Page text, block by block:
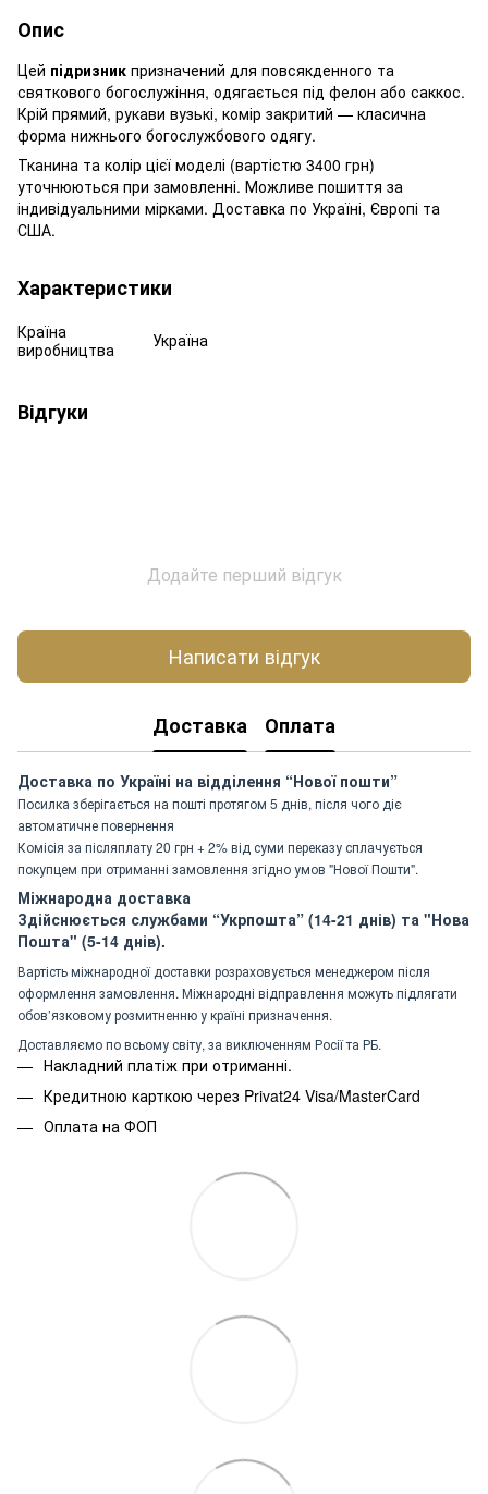
Опис
Цей підризник призначений для повсякденного та
святкового богослужіння, одягається під фелон або саккос.
Крій прямий, рукави вузькі, комір закритий — класична
форма нижнього богослужбового одягу.
Тканина та колір цієї моделі (вартістю 3400 грн)
уточнюються при замовленні. Можливе пошиття за
індивідуальними мірками. Доставка по Україні, Європі та
США.
Характеристики
Країна
виробництва
Україна
Відгуки
Додайте перший відгук
Написати відгук
Доставка Оплата
Доставка по Україні на відділення “Нової пошти”
Посилка зберігається на пошті протягом 5 днів, після чого діє
автоматичне повернення
Комісія за післяплату 20 грн + 2% від суми переказу сплачується
покупцем при отриманні замовлення згідно умов "Нової Пошти".
Міжнародна доставка
Здійснюється службами “Укрпошта” (14-21 днів) та "Нова
Пошта" (5-14 днів).
Вартість міжнародної доставки розраховується менеджером після
оформлення замовлення. Міжнародні відправлення можуть підлягати
обов’язковому розмитненню у країні призначення.
Доставляємо по всьому світу, за виключенням Росії та РБ.
Накладний платіж при отриманні.
Кредитною карткою через Privat24 Visa/MasterCard
Оплата на ФОП